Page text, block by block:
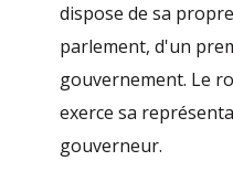
dispose de sa
parlement, d'un
gouvernement. Le
exerce sa
gouverneur.